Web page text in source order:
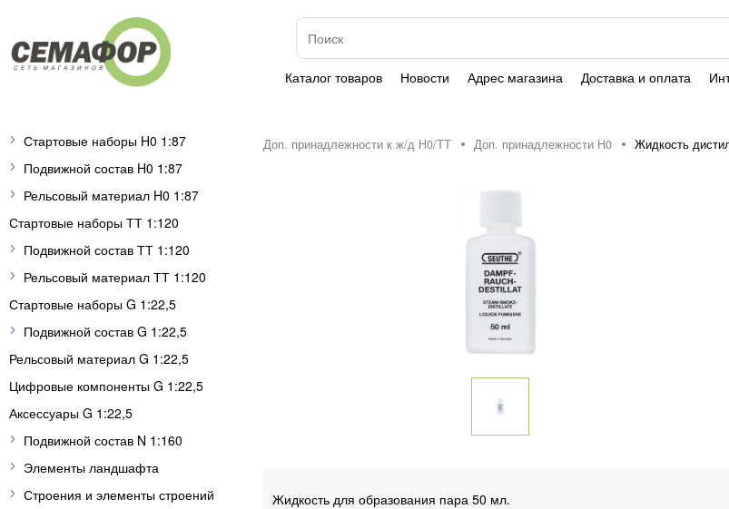
Каталог товаров Новости Адрес магазина Доставка и оплата
Стартовые наборы H0 1:87
Подвижной состав H0 1:87
Рельсовый материал H0 1:87
Стартовые наборы ТТ 1:120
Подвижной состав ТТ 1:120
Рельсовый материал ТТ 1:120
Стартовые наборы G 1:22,5
Подвижной состав G 1:22,5
Рельсовый материал G 1:22,5
Цифровые компоненты G 1:22,5
Аксессуары G 1:22,5
Подвижной состав N 1:160
Элементы ландшафта
Строения и элементы строений
Доп. принадлежности к ж/д H0/ТТ Доп. принадлежности H0 Жидкость
Жидкость для образования пара 50 мл.